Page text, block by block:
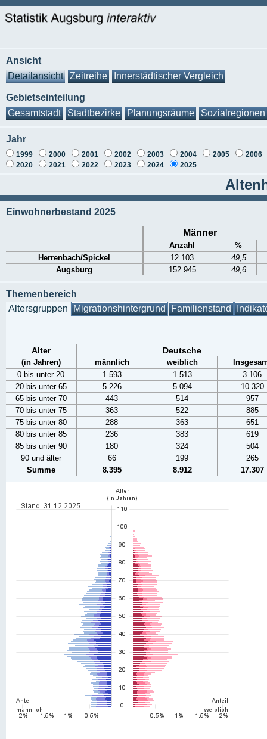
Ansicht
Detailansicht
Zeitreihe Innerstädtischer Vergleich
Gebietseinteilung
Gesamtstadt
Stadtbezirke Planungsräume Sozialregionen
Jahr
1999 2000 2001 2002 2003 2004 2005
2006
2020
2021 2022 2023 2024 2025
Einwohnerbestand 2025
Männer
Anzahl
%
Herrenbach/Spickel
12.103
49,5
Augsburg
152.945 49,6
Themenbereich
Altersgruppen Migrationshintergrund Familienstand
Alter Deutsche
(in Jahren) männlich weiblich
0 bis unter 20
1.593 1.513
3.106
20 bis unter 65
5.226 5.094
10.320
65 bis unter 70
443 514
957
70 bis unter 75
363 522
885
75 bis unter 80
288 363
651
80 bis unter 85
236 383
619
85 bis unter 90
180 324
504
90 und älter
66 199
265
Summe
8.395 8.912 17.307